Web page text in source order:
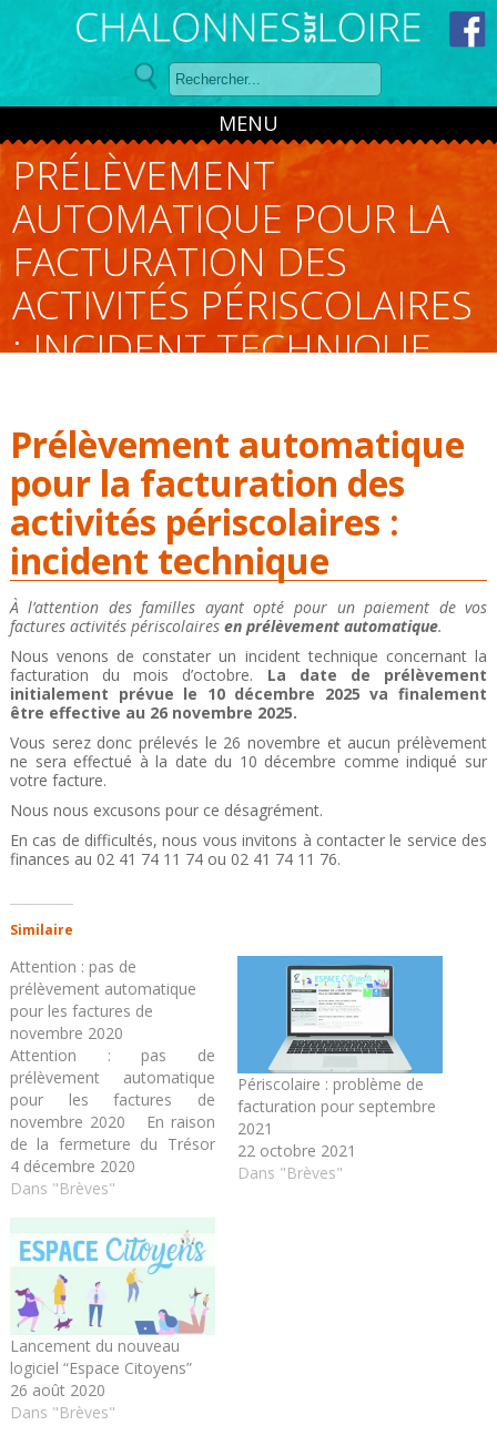
Panneau de gestion des cookies
MENU
PRÉLÈVEMENT
AUTOMATIQUE POUR LA
FACTURATION DES
ACTIVITÉS PÉRISCOLAIRES
: INCIDENT TECHNIQUE
Prélèvement automatique
pour la facturation des
activités périscolaires :
incident technique
À l’attention des familles ayant opté pour un paiement de vos
factures activités périscolaires en prélèvement automatique.
Nous venons de constater un incident technique concernant la
facturation du mois d’octobre. La date de prélèvement
initialement prévue le 10 décembre 2025 va finalement
être effective au 26 novembre 2025.
Vous serez donc prélevés le 26 novembre et aucun prélèvement
ne sera effectué à la date du 10 décembre comme indiqué sur
votre facture.
Nous nous excusons pour ce désagrément.
En cas de difficultés, nous vous invitons à contacter le service des
finances au 02 41 74 11 74 ou 02 41 74 11 76.
Similaire
Attention : pas de
prélèvement automatique
pour les factures de
novembre 2020
Attention : pas de
prélèvement automatique
pour les factures de
novembre 2020 En raison
de la fermeture du Trésor
Public de Chalonnes-sur-
Loire, le prélèvement
être effectué pour les
factures de novembre 2020.
Par conséquent, si vous
êtes concernés, merci de
régler vos factures :…
4 décembre 2020
Dans "Brèves"
Périscolaire : problème de
facturation pour septembre
2021
22 octobre 2021
Dans "Brèves"
Lancement du nouveau
logiciel “Espace Citoyens”
26 août 2020
Dans "Brèves"